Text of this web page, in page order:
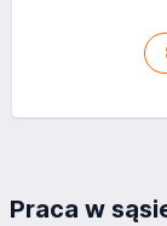
Praca w